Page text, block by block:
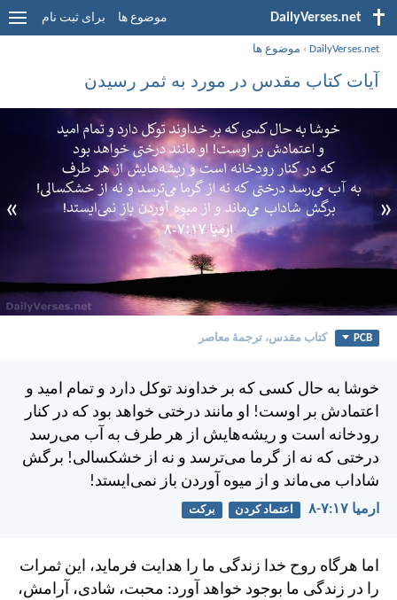
DailyVerses.net موضوع ها برای ثبت نام
DailyVerses.net
› موضوع ها
آیات کتاب مقدس در مورد به ثمر رسیدن
«
»
PCB کتاب مقدس، ترجمۀ معاصر
خوشا به حال كسی كه بر خداوند توكل دارد و تمام اميد و
اعتمادش بر اوست! او مانند درختی خواهد بود كه در كنار
رودخانه است و ريشه‌هايش از هر طرف به آب می‌رسد
درختی كه نه از گرما می‌ترسد و نه از خشكسالی! برگش
شاداب می‌ماند و از ميوه آوردن باز نمی‌ايستد!
ارميا ۱۷:‏۷-‏۸ اعتماد کردن برکت
اما هرگاه روح خدا زندگی ما را هدايت فرمايد، اين ثمرات
را در زندگی ما بوجود خواهد آورد: محبت، شادی، آرامش،